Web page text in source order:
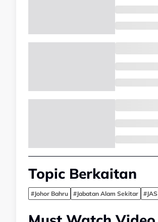
Topic Berkaitan
#Johor Bahru #Jabatan Alam Sekitar #JAS